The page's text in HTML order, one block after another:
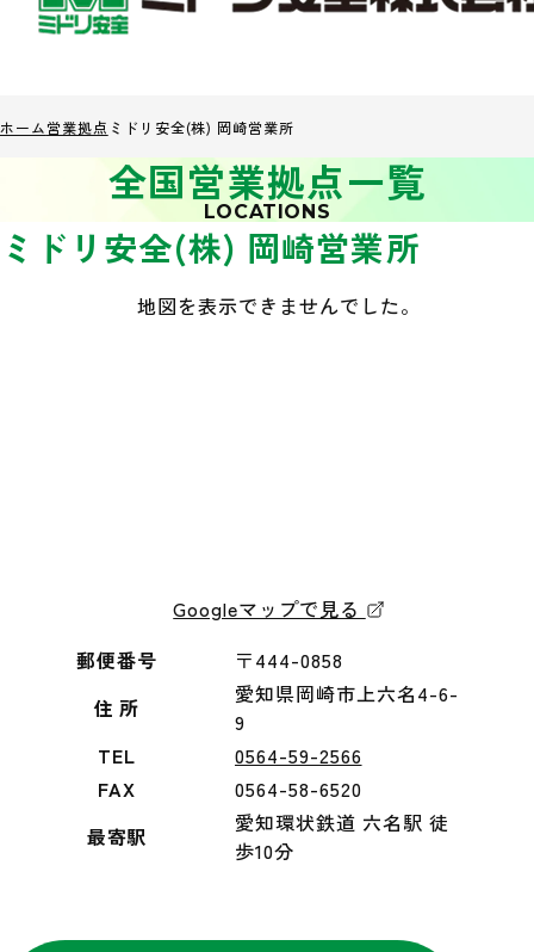
ホーム営業拠点 ミドリ安全(株) 岡崎営業所
全国営業拠点一覧
LOCATIONS
ミドリ安全(株) 岡崎営業所
地図を表示できませんでした。
Googleマップで見る
郵便番号
〒444-0858
住 所
愛知県岡崎市上六名4-6-
9
TEL
0564-59-2566
FAX
0564-58-6520
最寄駅
愛知環状鉄道 六名駅 徒
歩10分